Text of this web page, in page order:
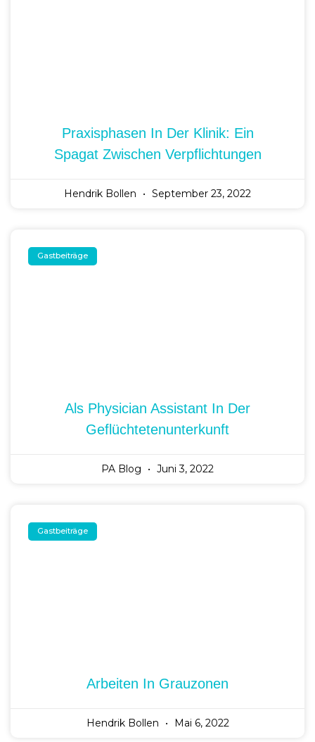
Praxisphasen In Der Klinik: Ein
Spagat Zwischen Verpflichtungen
Hendrik Bollen September 23, 2022
Gastbeiträge
Als Physician Assistant In Der
Geflüchtetenunterkunft
PA Blog Juni 3, 2022
Gastbeiträge
Arbeiten In Grauzonen
Hendrik Bollen Mai 6, 2022